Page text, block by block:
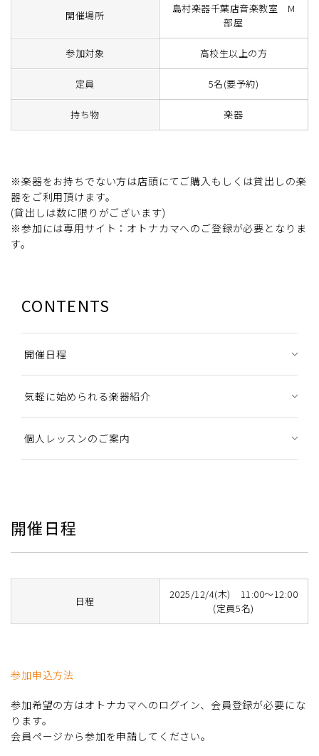
開催場所
島村楽器千葉店音楽教室 M
部屋
参加対象 高校生以上の方
定員 5名(要予約)
持ち物 楽器
※楽器をお持ちでない方は店頭にてご購入もしくは貸出しの楽
器をご利用頂けます。
(貸出しは数に限りがございます)
※参加には専用サイト：オトナカマへのご登録が必要となりま
す。
CONTENTS
開催日程
気軽に始められる楽器紹介
個人レッスンのご案内
開催日程
日程
2025/12/4(木) 11:00～12:00
(定員5名)
参加申込方法
参加希望の方はオトナカマへのログイン、会員登録が必要にな
ります。
会員ページから参加を申請してください。